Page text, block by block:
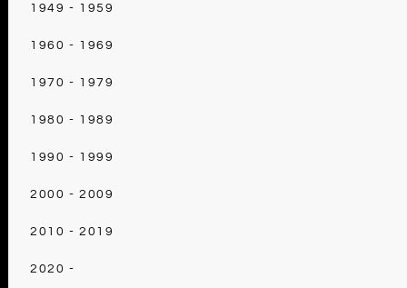
1949 - 1959
1960 - 1969
1970 - 1979
1980 - 1989
1990 - 1999
2000 - 2009
2010 - 2019
2020 -